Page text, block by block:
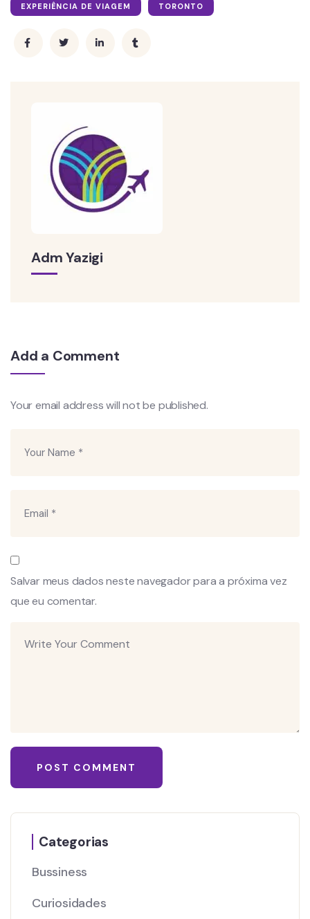
EXPERIÊNCIA DE VIAGEM TORONTO
Adm Yazigi
Add a Comment
Your email address will not be published.
Salvar meus dados neste navegador para a próxima vez
que eu comentar.
Categorias
Bussiness
Curiosidades